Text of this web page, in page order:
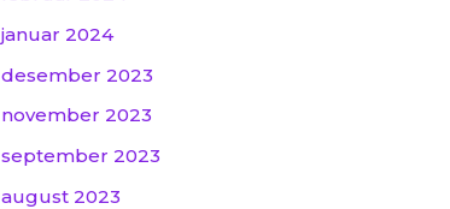
januar 2024
desember 2023
november 2023
september 2023
august 2023